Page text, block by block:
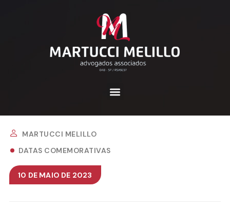
MARTUCCI MELILLO
DATAS COMEMORATIVAS
10 DE MAIO DE 2023